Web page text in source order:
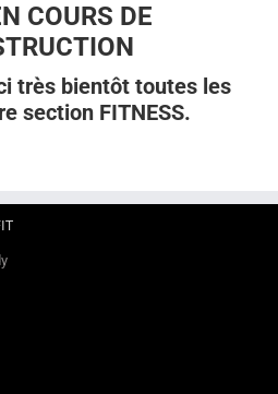
COURS DE
très bientôt toutes les
section FITNESS.